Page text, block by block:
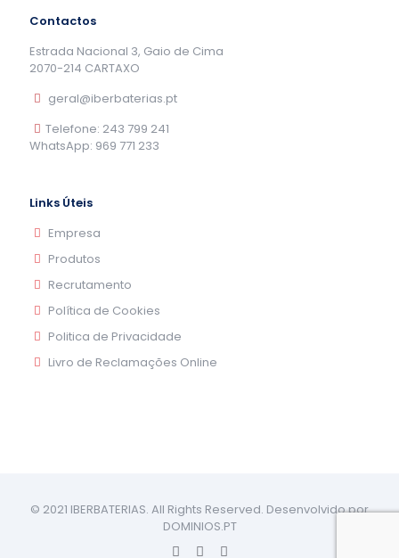
Contactos
Estrada Nacional 3, Gaio de Cima
2070-214 CARTAXO
geral@iberbaterias.pt
Telefone: 243 799 241
WhatsApp: 969 771 233
Links Úteis
Empresa
Produtos
Recrutamento
Política de Cookies
Politica de Privacidade
Livro de Reclamações Online
© 2021 IBERBATERIAS. All Rights Reserved. Desenvolvido por
DOMINIOS.PT